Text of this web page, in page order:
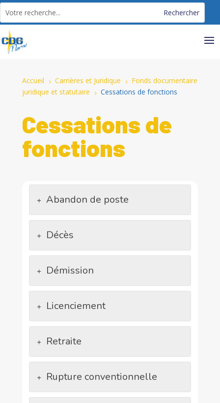
Accueil 5 Carrières et Juridique 5
Fonds documentaire
juridique et statutaire
5 Cessations de fonctions
Cessations de
fonctions
Abandon de poste
Décès
Démission
Licenciement
Retraite
Rupture conventionnelle
Panneau de gestion des cookies